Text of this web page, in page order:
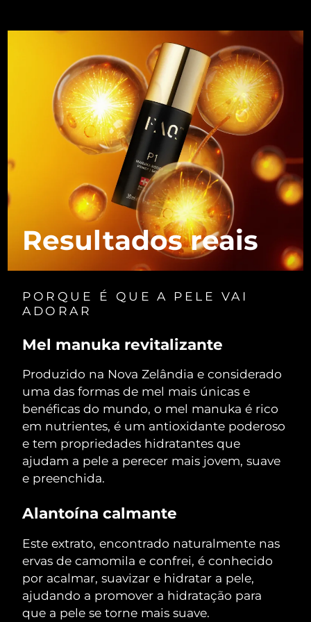
Resultados reais
PORQUE É QUE A PELE VAI
ADORAR
Mel manuka revitalizante
Produzido na Nova Zelândia e considerado
uma das formas de mel mais únicas e
benéficas do mundo, o mel manuka é rico
em nutrientes, é um antioxidante poderoso
e tem propriedades hidratantes que
ajudam a pele a perecer mais jovem, suave
e preenchida.
Alantoína calmante
Este extrato, encontrado naturalmente nas
ervas de camomila e confrei, é conhecido
por acalmar, suavizar e hidratar a pele,
ajudando a promover a hidratação para
que a pele se torne mais suave.
Entrega prevista8/13/26
Malásia Entrega prevista8/14/26
Entrega prevista8/11/26
Entrega prevista8/15/26
Entrega prevista 8/12/26
Países Baixos Entrega prevista
Entrega prevista 8/11/26
Noruega Entrega prevista
Filipinas Entrega prevista
Polônia Entrega prevista
Portugal Entrega prevista
Porto Rico Entrega prevista
Catar
Reunião
Romênia Entrega prevista 8/11/26
Rússia Entrega prevista
Arábia Saudita Entrega prevista